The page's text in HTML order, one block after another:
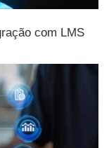
com LMS